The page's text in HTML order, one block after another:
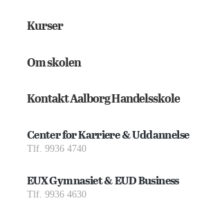
Kurser
Om skolen
Kontakt Aalborg Handelsskole
Center for Karriere & Uddannelse
Tlf. 9936 4740
EUX Gymnasiet & EUD Business
Tlf. 9936 4630